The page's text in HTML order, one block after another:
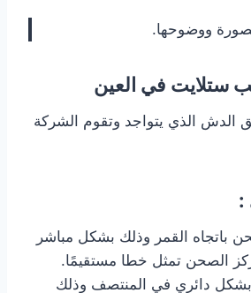
ووضوحها.
ستلايت في العين
الدش الذي يتواجد وتقوم الشركة
:
باتجاه القمر وذلك بشكل مباشر
الصحن تمثل خطا مستقيمًا.
دائري في المنتصف وذلك